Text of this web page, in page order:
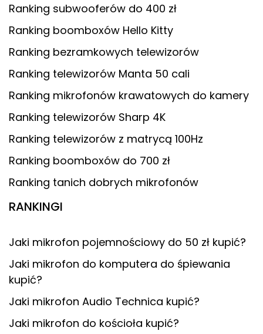
Ranking subwooferów do 400 zł
Ranking boomboxów Hello Kitty
Ranking bezramkowych telewizorów
Ranking telewizorów Manta 50 cali
Ranking mikrofonów krawatowych do kamery
Ranking telewizorów Sharp 4K
Ranking telewizorów z matrycą 100Hz
Ranking boomboxów do 700 zł
Ranking tanich dobrych mikrofonów
RANKINGI
Jaki mikrofon pojemnościowy do 50 zł kupić?
Jaki mikrofon do komputera do śpiewania
kupić?
Jaki mikrofon Audio Technica kupić?
Jaki mikrofon do kościoła kupić?